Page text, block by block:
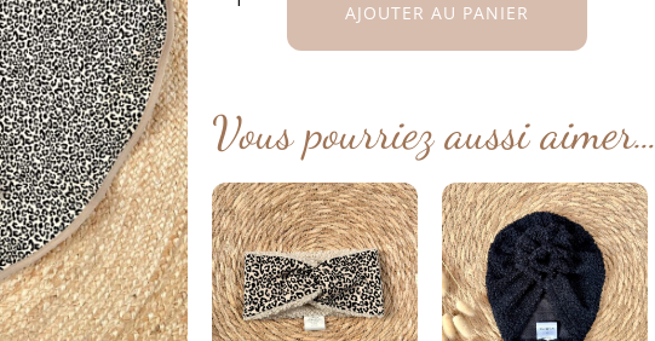
AJOUTER AU PANIER
Vous pourriez aussi aimer…